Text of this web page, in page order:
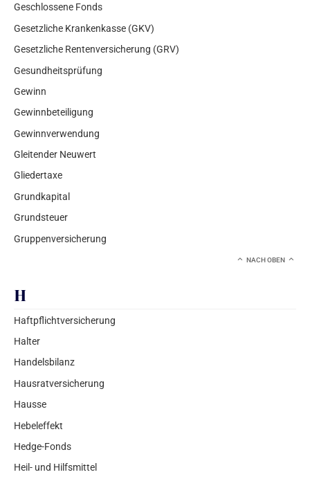
Geschlossene Fonds
Gesetzliche Krankenkasse (GKV)
Gesetzliche Rentenversicherung (GRV)
Gesundheitsprüfung
Gewinn
Gewinnbeteiligung
Gewinnverwendung
Gleitender Neuwert
Gliedertaxe
Grundkapital
Grundsteuer
Gruppenversicherung
NACH OBEN
H
Haftpflichtversicherung
Halter
Handelsbilanz
Hausratversicherung
Hausse
Hebeleffekt
Hedge-Fonds
Heil- und Hilfsmittel